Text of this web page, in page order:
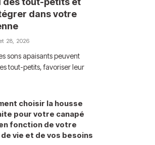
dans votre
28, 2026
sons apaisants peuvent
tout-petits, favoriser leur
choisir la housse
pour votre canapé
en fonction de votre
vie et de vos besoins